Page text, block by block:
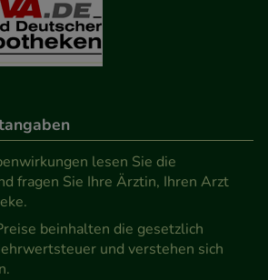
lesen Sie die
fragen Sie Ihre Ärztin, Ihren Arzt
beinhalten die gesetzlich
und verstehen sich